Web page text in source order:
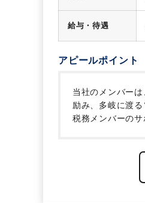
給与・待遇
アピールポイント
当社のメンバー
励み、多岐に渡
税務メンバーのサ
制や上場会社の
的に関与するた
ー業務へ関与す